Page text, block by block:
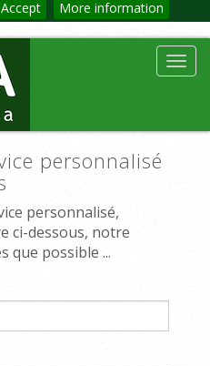
Accept More information
personnalisé
personnalisé,
ci-dessous, notre
que possible ...